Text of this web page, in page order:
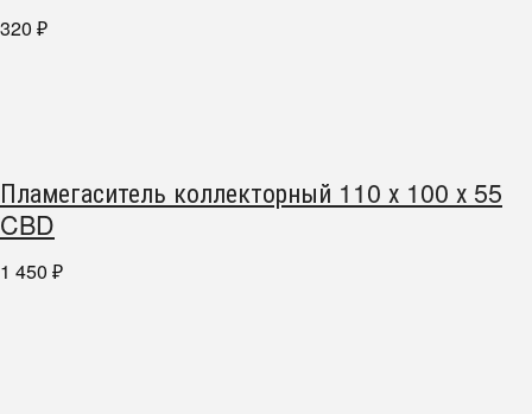
320 ₽
Пламегаситель коллекторный 110 х 100 х 55
CBD
1 450 ₽